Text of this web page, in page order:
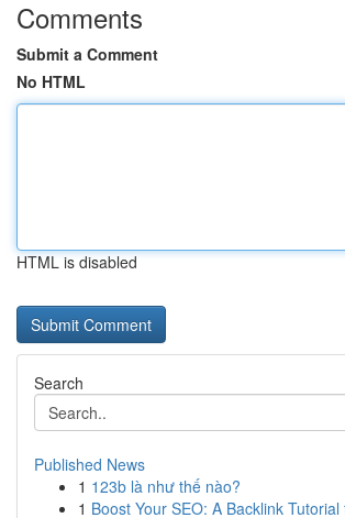
Comments
Submit a Comment
No HTML
HTML is disabled
Search
Published News
1 123b là như thế nào?
1 Boost Your SEO: A Backlink